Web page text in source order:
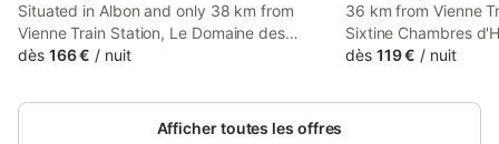
Situated in Albon and only 38 km from
Vienne Train Station, Le Domaine des
Buis features accommodation with pool
dès 166 € / nuit
36 km from Vienne
Sixtine Chambres
renovated property
WiFi and private
dès 119 € / nuit
Afficher toutes les offres